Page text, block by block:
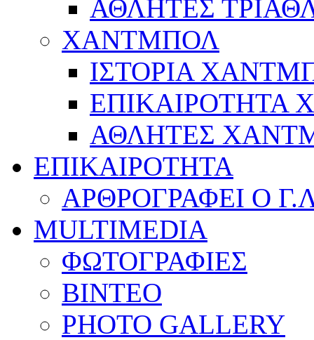
ΑΘΛΗΤΕΣ
ΧΑΝΤΜΠΟΛ
ΙΣΤΟΡΙΑ
ΕΠΙΚΑΙΡΟΤΗΤΑ
ΑΘΛΗΤΕΣ
ΕΠΙΚΑΙΡΟΤΗΤΑ
ΑΡΘΡΟΓΡΑΦΕΙ Ο
MULTIMEDIA
ΦΩΤΟΓΡΑΦΙΕΣ
ΒΙΝΤΕΟ
PHOTO GALLERY